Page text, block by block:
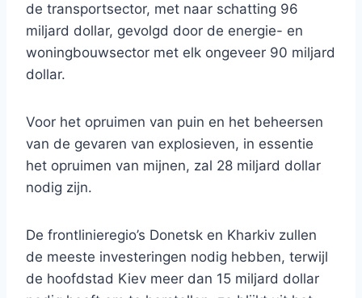
de transportsector, met naar schatting 96
miljard dollar, gevolgd door de energie- en
woningbouwsector met elk ongeveer 90 miljard
dollar.
Voor het opruimen van puin en het beheersen
van de gevaren van explosieven, in essentie
het opruimen van mijnen, zal 28 miljard dollar
nodig zijn.
De frontlinieregio’s Donetsk en Kharkiv zullen
de meeste investeringen nodig hebben, terwijl
de hoofdstad Kiev meer dan 15 miljard dollar